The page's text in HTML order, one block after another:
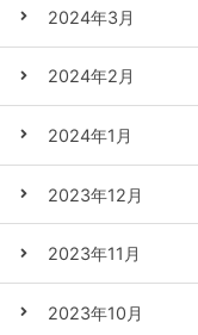
2024年3月
2024年2月
2024年1月
2023年12月
2023年11月
2023年10月